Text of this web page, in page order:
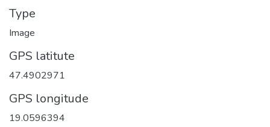
Type
Image
GPS latitute
47.4902971
GPS longitude
19.0596394